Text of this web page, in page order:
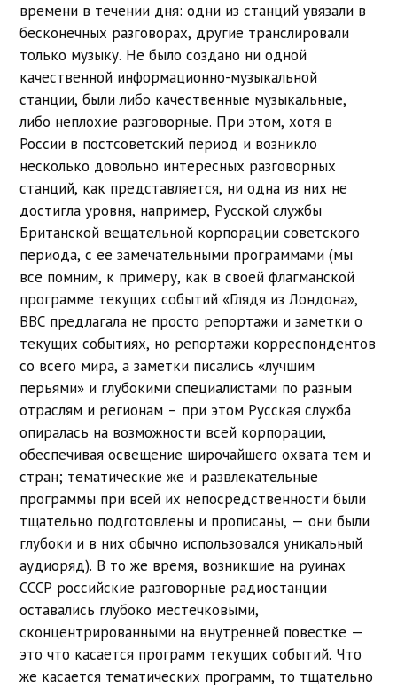
времени в течении дня: одни из станций увязали в
бесконечных разговорах, другие транслировали
только музыку. Не было создано ни одной
качественной информационно-музыкальной
станции, были либо качественные музыкальные,
либо неплохие разговорные. При этом, хотя в
России в постсоветский период и возникло
несколько довольно интересных разговорных
станций, как представляется, ни одна из них не
достигла уровня, например, Русской службы
Британской вещательной корпорации советского
периода, с ее замечательными программами (мы
все помним, к примеру, как в своей флагманской
программе текущих событий «Глядя из Лондона»,
BBC предлагала не просто репортажи и заметки о
текущих событиях, но репортажи корреспондентов
со всего мира, а заметки писались «лучшим
перьями» и глубокими специалистами по разным
отраслям и регионам – при этом Русская служба
опиралась на возможности всей корпорации,
обеспечивая освещение широчайшего охвата тем и
стран; тематические же и развлекательные
программы при всей их непосредственности были
тщательно подготовлены и прописаны, — они были
глубоки и в них обычно использовался уникальный
аудиоряд). В то же время, возникшие на руинах
СССР российские разговорные радиостанции
оставались глубоко местечковыми,
сконцентрированными на внутренней повестке —
это что касается программ текущих событий. Что
же касается тематических программ, то тщательно